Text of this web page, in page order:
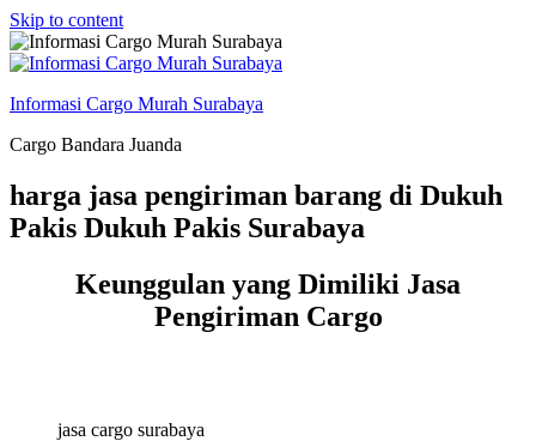
Skip to content
Informasi Cargo Murah Surabaya
Cargo Bandara Juanda
harga jasa pengiriman barang di Dukuh
Pakis Dukuh Pakis Surabaya
Keunggulan yang Dimiliki Jasa
Pengiriman Cargo
jasa cargo surabaya